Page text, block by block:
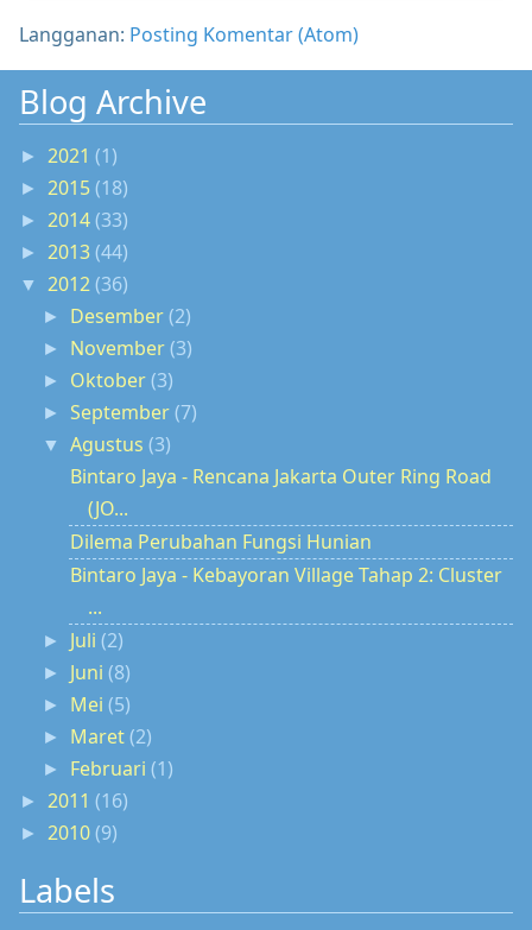
Langganan: Posting Komentar (Atom)
Blog Archive
► 2021 (1)
► 2015(18)
► 2014(33)
► 2013(44)
▼ 2012(36)
► Desember(2)
► November(3)
► Oktober(3)
►September(7)
▼Agustus(3)
Bintaro Jaya - Rencana Jakarta Outer Ring Road
(JO...
Dilema Perubahan Fungsi Hunian
Bintaro Jaya - Kebayoran Village Tahap 2: Cluster
...
► Juli(2)
► Juni(8)
► Mei(5)
► Maret(2)
► Februari(1)
► 2011 (16)
► 2010(9)
Labels